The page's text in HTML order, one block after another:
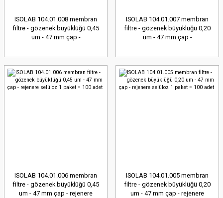
ISOLAB 104.01.008 membran
filtre - gözenek büyüklüğü 0,45
um - 47 mm çap -
ISOLAB 104.01.007 membran
filtre - gözenek büyüklüğü 0,20
um - 47 mm çap -
ISOLAB 104.01.006 membran
filtre - gözenek büyüklüğü 0,45
um - 47 mm çap - rejenere
ISOLAB 104.01.005 membran
filtre - gözenek büyüklüğü 0,20
um - 47 mm çap - rejenere